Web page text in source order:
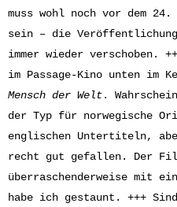
muss wohl noch vor dem
sein – die
immer wieder verschoben.
im Passage-Kino unten im
Mensch der Welt.
der Typ für norwegische
englischen Untertiteln,
recht gut gefallen. Der
überraschenderweise mit
habe ich gestaunt. +++